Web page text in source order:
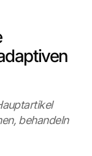
behandeln